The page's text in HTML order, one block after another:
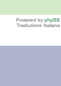
Powered by phpBB
Traduzione Italiana